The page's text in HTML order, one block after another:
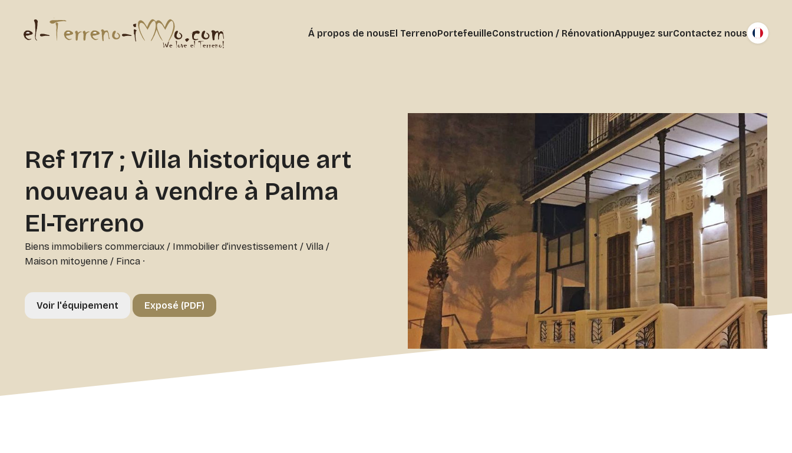
Á propos de nousEl TerrenoPortefeuilleConstruction / RénovationAppuyez surContactez nous
Ref 1717 ; Villa historique art
nouveau à vendre à Palma
El-Terreno
Biens immobiliers commerciaux / Immobilier d’investissement / Villa /
Maison mitoyenne / Finca ·
Voir l'équipement Exposé (PDF)